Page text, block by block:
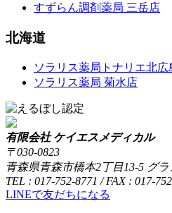
すずらん調剤薬局 三岳店
北海道
ソラリス薬局トナリエ北広
ソラリス薬局 菊水店
有限会社 ケイエスメディカル
〒030-0823
青森県青森市橋本2丁目13-5 グ
TEL : 017-752-8771 / FAX : 017-
LINEで友だちになる